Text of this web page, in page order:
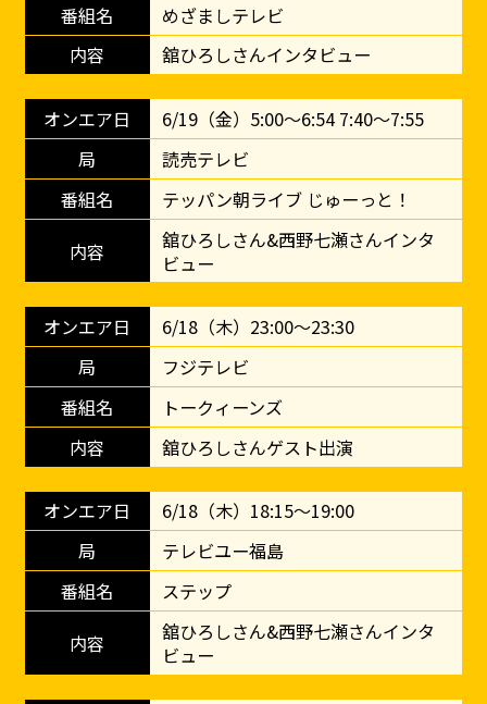
めざましテレビ
舘ひろしさんインタビュー
6/19（金）5:00～6:54 7:40～7:55
読売テレビ
テッパン朝ライブ じゅーっと！
舘ひろしさん&西野七瀬さんインタ
ビュー
6/18（木）23:00～23:30
フジテレビ
トークィーンズ
舘ひろしさんゲスト出演
6/18（木）18:15～19:00
テレビユー福島
ステップ
舘ひろしさん&西野七瀬さんインタ
ビュー